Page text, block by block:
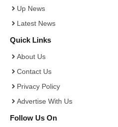
Up News
Latest News
Quick Links
About Us
Contact Us
Privacy Policy
Advertise With Us
Follow Us On